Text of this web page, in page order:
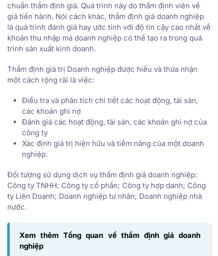
chuẩn thẩm định giá. Quá trình này do thẩm định viên về
giá tiến hành. Nói cách khác, thẩm định giá doanh nghiệp
là quá trình đánh giá hay ước tính với độ tin cậy cao nhất về
khoản thu nhập mà doanh nghiệp có thể tạo ra trong quá
trình sản xuất kinh doanh.
Thẩm định giá trị Doanh nghiệp được hiểu và thừa nhận
một cách rộng rãi là việc:
Điều tra và phân tích chi tiết các hoạt động, tài sản,
các khoản ghi nợ
Đánh giá các hoạt động, tài sản, các khoản ghi nợ của
công ty
Xác định giá trị hiện hữu và tiềm năng của một doanh
nghiệp.
Đối tượng sử dụng dịch vụ thẩm định giá doanh nghiệp:
Công ty TNHH; Công ty cổ phần; Công ty hợp danh; Công
ty Liên Doanh; Doanh nghiệp tư nhân; Doanh nghiệp nhà
nước.
Xem thêm Tổng quan về thẩm định giá doanh
nghiệp